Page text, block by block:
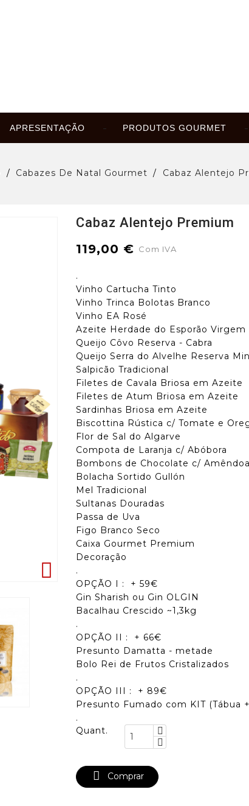
APRESENTAÇÃO PRODUTOS GOURMET
Cabazes De Natal Gourmet Cabaz Alentejo

Cabaz Alentejo Premium
119,00 € Com IVA
.
Vinho Cartucha Tinto
Vinho Trinca Bolotas Branco
Vinho EA Rosé
Azeite Herdade do Esporão Virgem
Queijo Côvo Reserva - Cabra
Queijo Serra do Alvelhe Reserva
Salpicão Tradicional
Filetes de Cavala Briosa em Azeite
Filetes de Atum Briosa em Azeite
Sardinhas Briosa em Azeite
Biscottina Rústica c/ Tomate e
Flor de Sal do Algarve
Compota de Laranja c/ Abóbora
Bombons de Chocolate c/
Bolacha Sortido Gullón
Mel Tradicional
Sultanas Douradas
Passa de Uva
Figo Branco Seco
Caixa Gourmet Premium
Decoração
.
OPÇÃO I : + 59€
Gin Sharish ou Gin OLGIN
Bacalhau Crescido ~1,3kg
.
OPÇÃO II : + 66€
Presunto Damatta - metade
Bolo Rei de Frutos Cristalizados
.
OPÇÃO III : + 89€
Presunto Fumado com KIT (Tábua
.
Quant.
 Comprar